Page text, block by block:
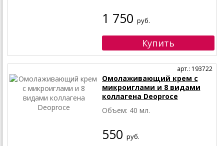
1 750 руб.
арт.: 193722
Омолаживающий крем с
микроиглами и 8 видами
коллагена Deoproce
Объем: 40 мл.
550 руб.